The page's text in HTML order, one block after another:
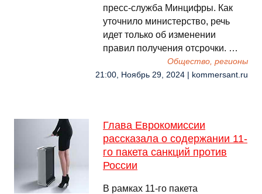
пресс-служба Минцифры. Как
уточнило министерство, речь
идет только об изменении
правил получения отсрочки. …
Общество, регионы
21:00, Ноябрь 29, 2024 | kommersant.ru
Глава Еврокомиссии
рассказала о содержании 11-
го пакета санкций против
России
В рамках 11-го пакета